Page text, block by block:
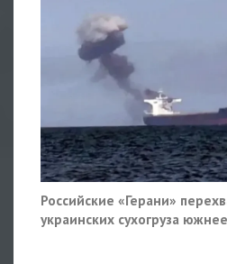
Российские «Герани»
украинских сухогруза